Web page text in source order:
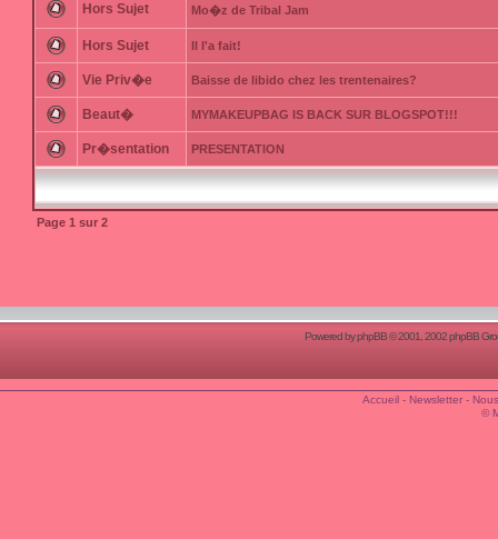
Hors Sujet Mo�z de Tribal Jam
Hors Sujet Il l'a fait!
Vie Priv�e Baisse de libido chez les trentenaires?
Beaut� MYMAKEUPBAG IS BACK SUR BLOGSPOT!!!
Pr�sentation PRESENTATION
Page 1 sur 2
Powered byphpBB© 2001, 2002 phpBB
Accueil- Newsletter-
©